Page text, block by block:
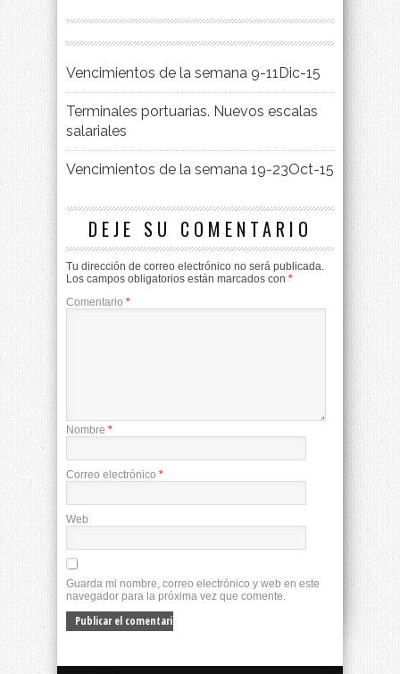
Vencimientos de la semana 9-11Dic-15
Terminales portuarias. Nuevos escalas
salariales
Vencimientos de la semana 19-23Oct-15
DEJE SU COMENTARIO
Tu dirección de correo electrónico no será publicada.
Los campos obligatorios están marcados con *
Comentario *
Nombre *
Correo electrónico *
Web
Guarda mi nombre, correo electrónico y web en este
navegador para la próxima vez que comente.